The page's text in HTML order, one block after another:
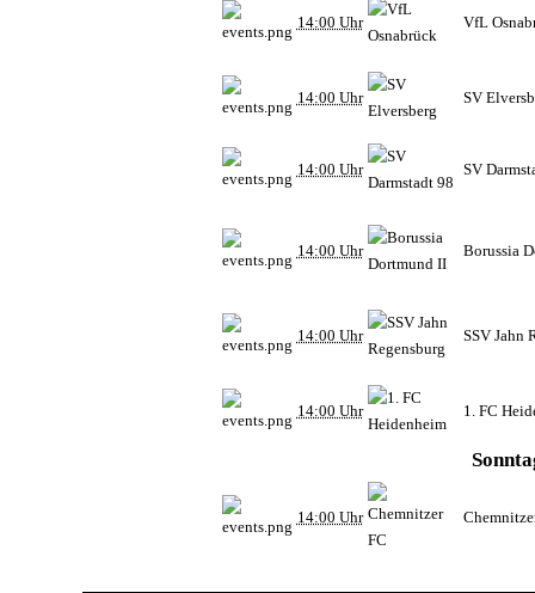
14:00 Uhr VfL
14:00 Uhr SV
14:00 Uhr SV
14:00 Uhr Borussia
14:00 Uhr SSV Jahn
14:00 Uhr 1. FC
14:00 Uhr